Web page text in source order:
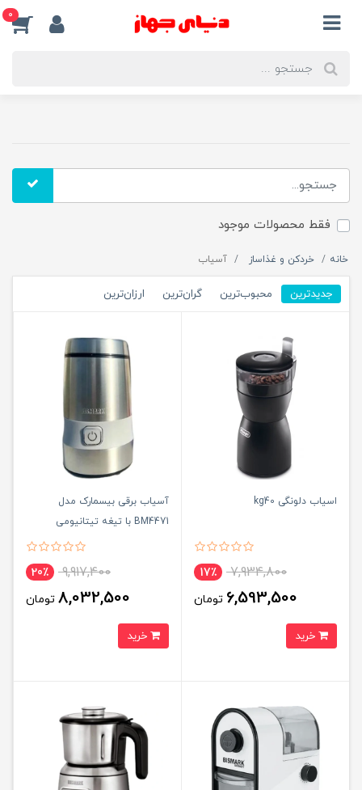
0
فقط محصولات موجود
خانه خردکن و غذاساز آسیاب
جدیدترین محبوب‌ترین گران‌ترین ارزان‌ترین
اسیاب دلونگی kg40
7,934,800 17٪
6,593,500 تومان
آسیاب برقی بیسمارک مدل
BM4471 با تیغه تیتانیومی
9,917,400 20٪
8,032,500 تومان